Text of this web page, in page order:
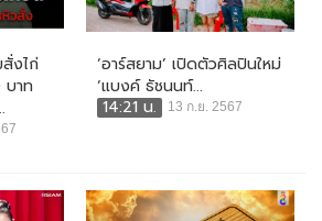
งไก่
บาท
‘อาร์สยาม’ เปิดตัวศิลปินใหม่
‘แบงค์ ธัชนนท์...
14:21 น.
13 ก.ย. 2567